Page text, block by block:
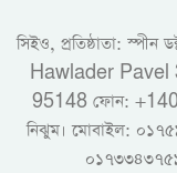
সিইও, প্রতিষ্ঠাতা: স্পীন
Hawlader
95148 ফোন:
নিঝুম। ‎মোবাইল: